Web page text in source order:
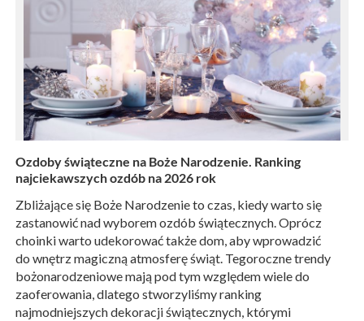
Ozdoby świąteczne na Boże Narodzenie. Ranking
najciekawszych ozdób na 2026 rok
Zbliżające się Boże Narodzenie to czas, kiedy warto się
zastanowić nad wyborem ozdób świątecznych. Oprócz
choinki warto udekorować także dom, aby wprowadzić
do wnętrz magiczną atmosferę świąt. Tegoroczne trendy
bożonarodzeniowe mają pod tym względem wiele do
zaoferowania, dlatego stworzyliśmy ranking
najmodniejszych dekoracji świątecznych, którymi